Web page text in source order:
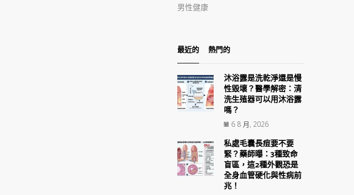
男性健康
最近的 熱門的
沐浴露是洗乾淨還是慢
性毀壞？醫學解密：清
洗生殖器可以用沐浴露
嗎？
6 8 月, 2026
私處毛囊長痘要不要
緊？藥師曝：3種致命
盲區，這2種外觀恐是
全身血管硬化與性病前
兆！